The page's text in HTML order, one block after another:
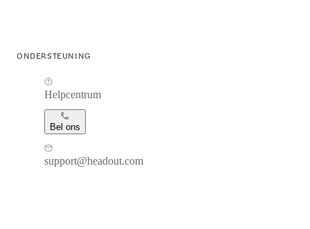
ONDERSTEUNING
Helpcentrum
Bel ons
support@headout.com